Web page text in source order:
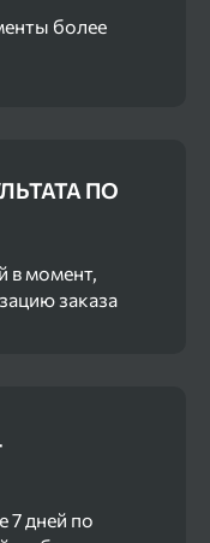
более
ПО
в момент,
заказа
7 дней по